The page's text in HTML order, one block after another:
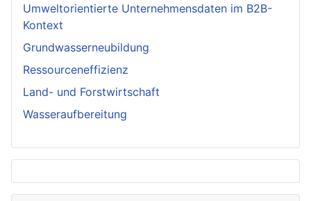
Umweltorientierte Unternehmensdaten im B2B-
Kontext
Grundwasserneubildung
Ressourceneffizienz
Land- und Forstwirtschaft
Wasseraufbereitung